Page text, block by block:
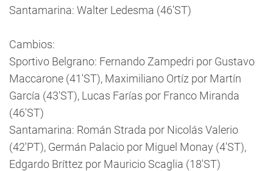
Santamarina: Walter Ledesma (46'ST)
Cambios:
Sportivo Belgrano: Fernando Zampedri por Gustavo
Maccarone (41'ST), Maximiliano Ortíz por Martín
García (43'ST), Lucas Farías por Franco Miranda
(46'ST)
Santamarina: Román Strada por Nicolás Valerio
(42'PT), Germán Palacio por Miguel Monay (4'ST),
Edgardo Bríttez por Mauricio Scaglia (18'ST)